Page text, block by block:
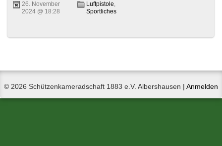
26. November
2024 @ 18:28
Luftpistole,
Sportliches
© 2026 Schützenkameradschaft 1883 e.V. Albershausen | Anmelden